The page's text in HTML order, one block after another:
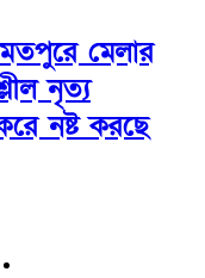
মেলার
নৃত্য
নষ্ট করছে